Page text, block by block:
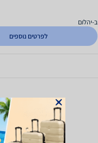
ב-יהלום
לפרטים נוספים